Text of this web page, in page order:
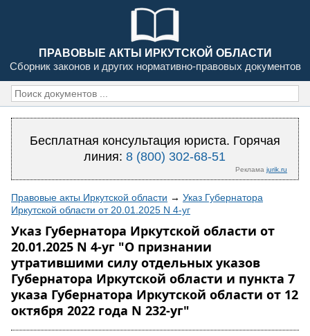
ПРАВОВЫЕ АКТЫ ИРКУТСКОЙ ОБЛАСТИ
Сборник законов и других нормативно-правовых документов
Бесплатная консультация юриста. Горячая
линия:8 (800) 302-68-51
Реклама jurik.ru
Правовые акты Иркутской области → Указ Губернатора
Иркутской области от 20.01.2025 N 4-уг
Указ Губернатора Иркутской области от
20.01.2025 N 4-уг "О признании
утратившими силу отдельных указов
Губернатора Иркутской области и пункта 7
указа Губернатора Иркутской области от 12
октября 2022 года N 232-уг"